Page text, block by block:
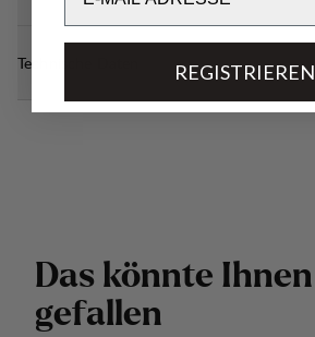
Technische Daten
Das könnte Ihnen
gefallen
REGISTRIEREN